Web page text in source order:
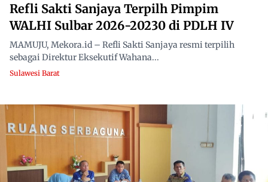
Refli Sakti Sanjaya Terpilh Pimpim
WALHI Sulbar 2026-20230 di PDLH IV
MAMUJU, Mekora.id – Refli Sakti Sanjaya resmi terpilih
sebagai Direktur Eksekutif Wahana...
Sulawesi Barat